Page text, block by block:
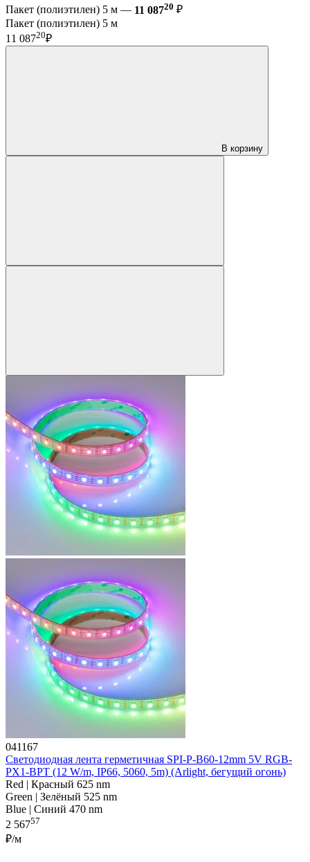
Пакет (полиэтилен) 5 м — 11 08720 ₽
Пакет (полиэтилен) 5 м
11 08720₽
В корзину
041167
Светодиодная лента герметичная SPI-P-B60-12mm 5V RGB-
PX1-BPT (12 W/m, IP66, 5060, 5m) (Arlight, бегущий огонь)
Red | Красный 625 nm
Green | Зелёный 525 nm
Blue | Синий 470 nm
2 56757
₽/м